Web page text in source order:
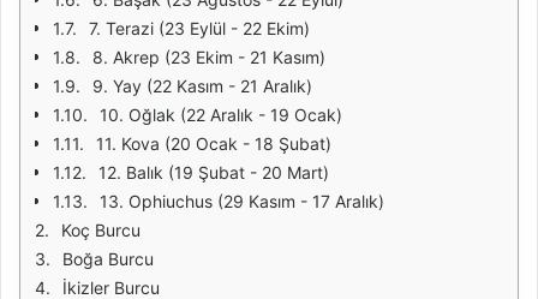
7. Terazi (23 Eylül - 22 Ekim)
8. Akrep (23 Ekim - 21 Kasım)
9. Yay (22 Kasım - 21 Aralık)
10. Oğlak (22 Aralık - 19 Ocak)
11. Kova (20 Ocak - 18 Şubat)
12. Balık (19 Şubat - 20 Mart)
13. Ophiuchus (29 Kasım - 17 Aralık)
Koç Burcu
Boğa Burcu
İkizler Burcu